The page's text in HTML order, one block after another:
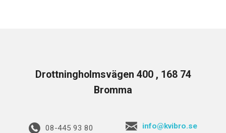
Drottningholmsvägen 400 , 168 74
Bromma
08-445 93 80 info@kvibro.se